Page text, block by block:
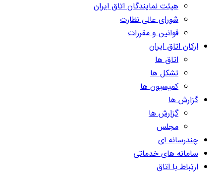
هیئت نمایندگان اتاق ایران
شورای عالی نظارت
قوانین و مقررات
ارکان اتاق ایران
اتاق ها
تشکل ها
کمیسیون ها
گزارش ها
گزارش ها
مجلس
چندرسانه ای
سامانه های خدماتی
ارتباط با اتاق